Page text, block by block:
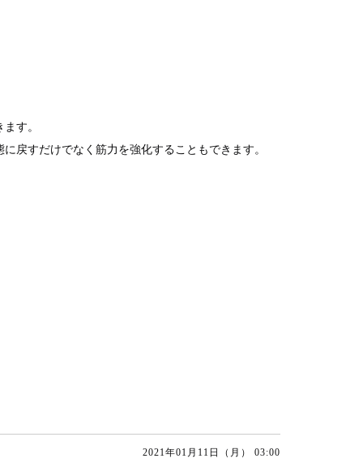
す。
戻すだけでなく筋力を強化することもできます。
2021年01月11日（月） 03:00